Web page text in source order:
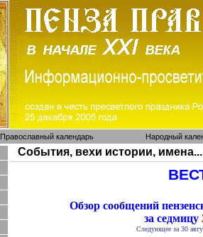
Православный календарь Народный
События, вехи истории, имена...
Обзор сообщений
за седмицу
Следующее за 30